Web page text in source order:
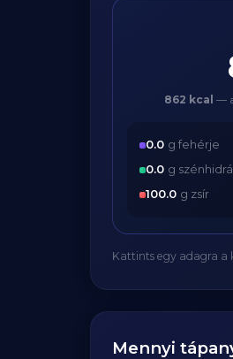
862 kcal —
0.0 g fehérje
0.0 g
100.0 g zsír
Kattints egy adagra a
Mennyi